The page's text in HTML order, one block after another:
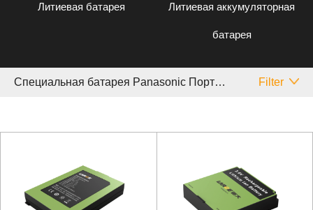
Литиевая батарея Литиевая аккумуляторная
батарея
Специальная батарея Panasonic Портативный Filter